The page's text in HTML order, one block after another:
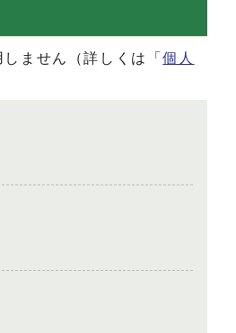
ません（詳しくは「個人